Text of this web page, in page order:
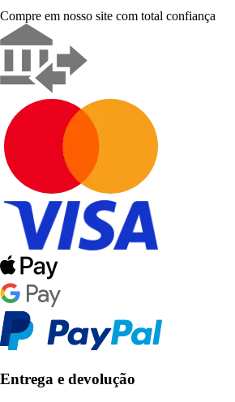
Compre em nosso site com total confiança
Entrega e devolução